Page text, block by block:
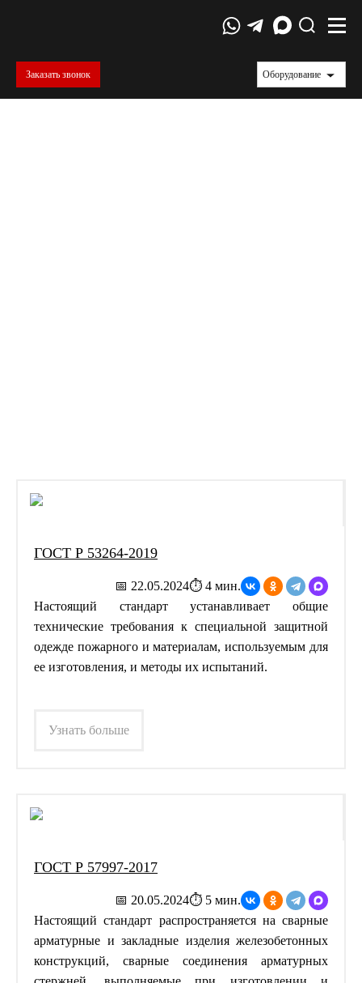
Заказать звонок Оборудование
ГОСТ Р 53264-2019
📅 22.05.2024⏱ 4 мин.
Настоящий стандарт устанавливает общие
технические требования к специальной защитной
одежде пожарного и материалам, используемым для
ее изготовления, и методы их испытаний.
Узнать больше
ГОСТ Р 57997-2017
📅 20.05.2024⏱ 5 мин.
Настоящий стандарт распространяется на сварные
арматурные и закладные изделия железобетонных
конструкций, сварные соединения арматурных